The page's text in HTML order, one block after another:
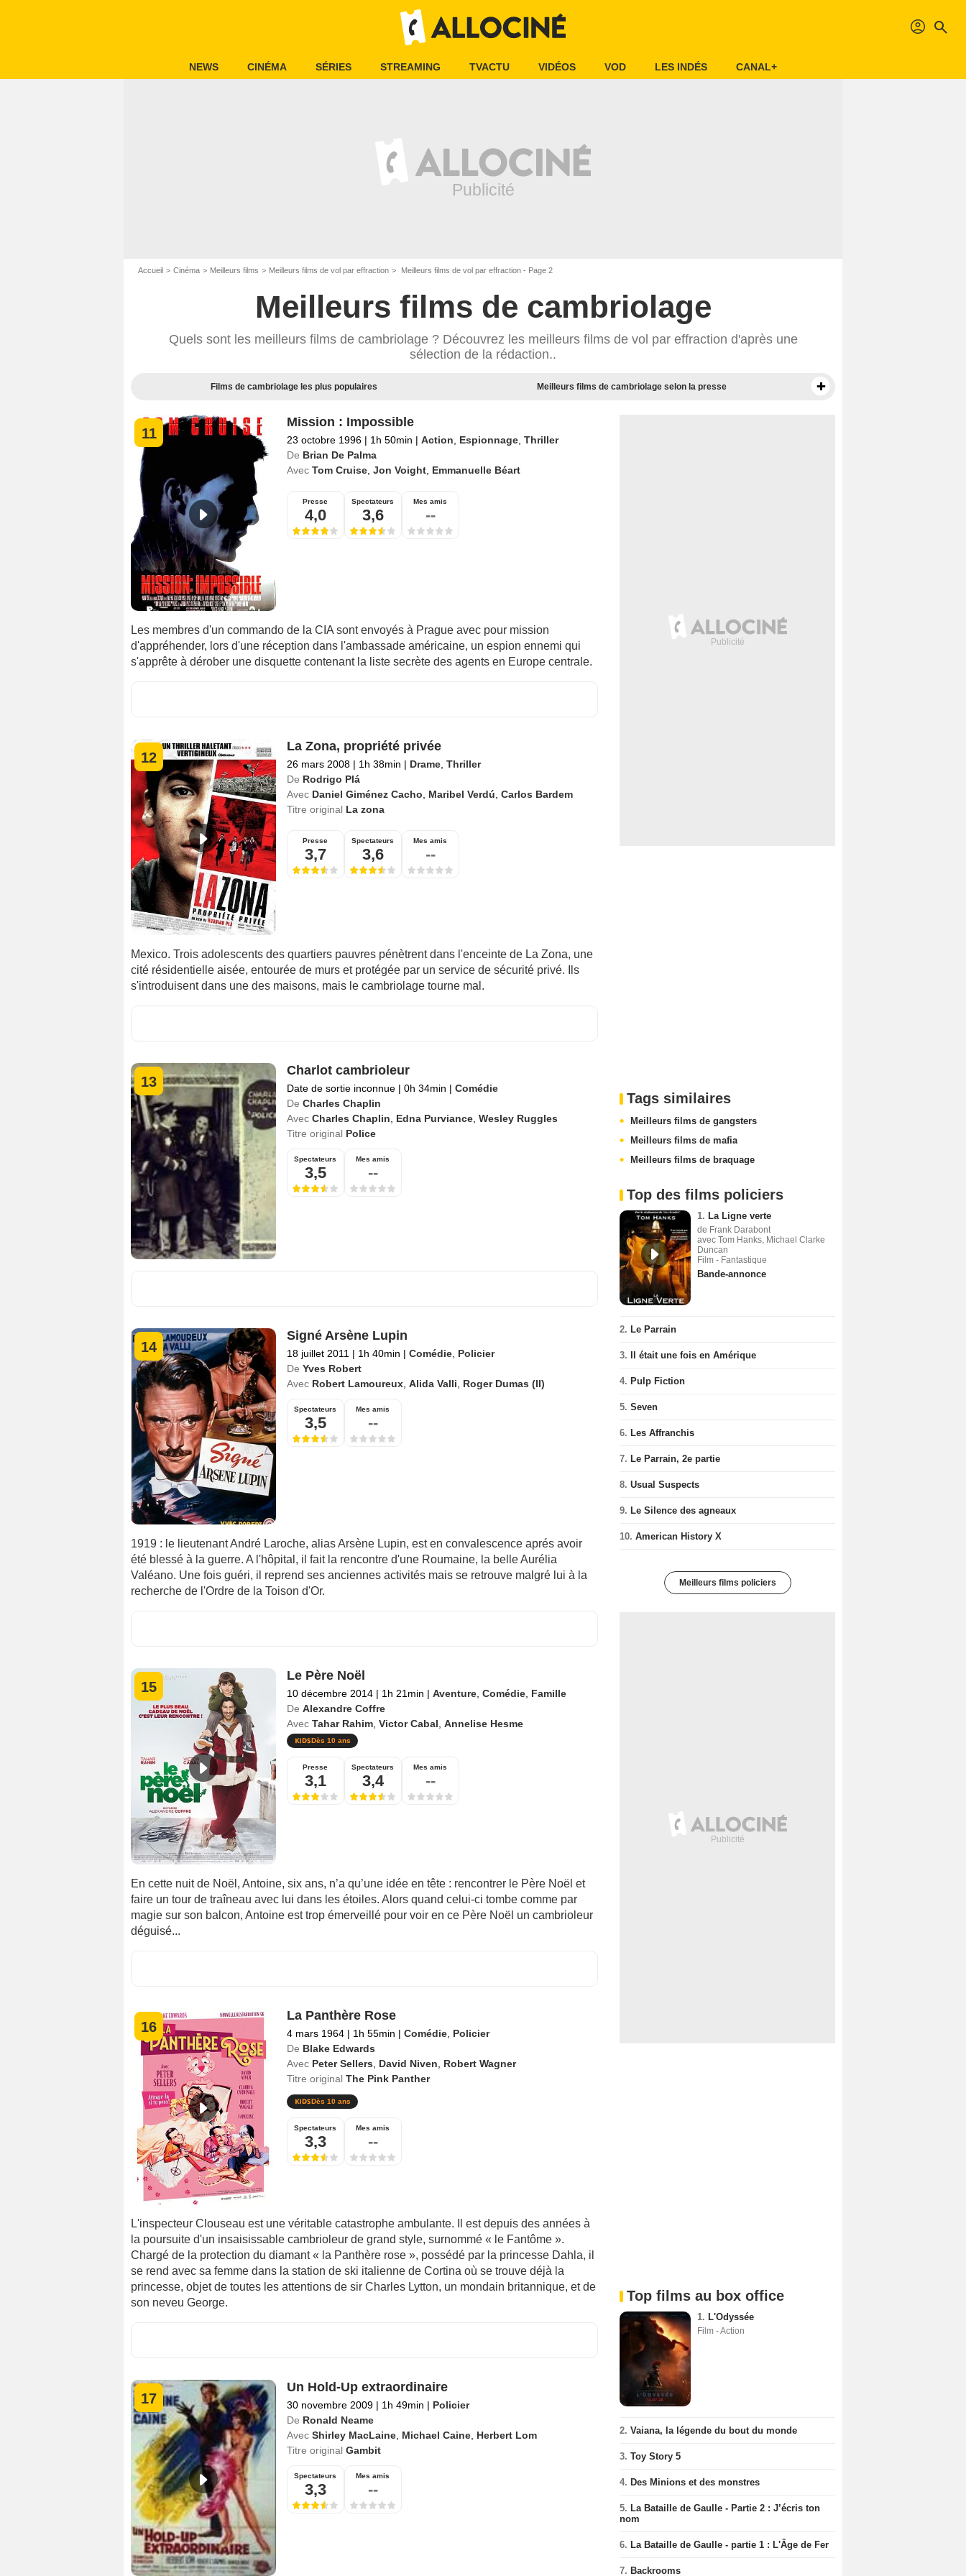
profil search
NEWS CINÉMA SÉRIES STREAMING TVACTU VIDÉOS VOD LES INDÉS CANAL+
Accueil Cinéma Meilleurs films Meilleurs films de vol par effraction Meilleurs films de vol par effraction - Page 2
Meilleurs films de cambriolage
Quels sont les meilleurs films de cambriolage ? Découvrez les meilleurs films de vol par effraction d'après une
sélection de la rédaction..
Films de cambriolage les plus populaires Meilleurs films de cambriolage selon la presse
11
Mission : Impossible
23 octobre 1996 | 1h 50min | Action Espionnage, Thriller
De Brian De Palma
Avec Tom Cruise, Jon Voight, Emmanuelle Béart
Presse
4,0
Spectateurs
3,6
Mes amis
--
Les membres d'un commando de la CIA sont envoyés à Prague avec pour mission
d'appréhender, lors d'une réception dans l'ambassade américaine, un espion ennemi qui
s'apprête à dérober une disquette contenant la liste secrète des agents en Europe centrale.
12
La Zona, propriété privée
26 mars 2008 | 1h 38min | Drame, Thriller
De Rodrigo Plá
Avec Daniel Giménez Cacho Maribel Verdú Carlos Bardem
Titre original La zona
Presse
3,7
Spectateurs
3,6
Mes amis
--
Mexico. Trois adolescents des quartiers pauvres pénètrent dans l'enceinte de La Zona, une
cité résidentielle aisée, entourée de murs et protégée par un service de sécurité privé. Ils
s'introduisent dans une des maisons, mais le cambriolage tourne mal.
13
Charlot cambrioleur
Date de sortie inconnue | 0h 34min | Comédie
De Charles Chaplin
Avec Charles Chaplin Edna Purviance, Wesley Ruggles
Titre original Police
Spectateurs
3,5
Mes amis
--
14
Signé Arsène Lupin
18 juillet 2011 | 1h 40min | Comédie, Policier
De Yves Robert
Avec Robert Lamoureux, Alida Valli, Roger Dumas (II)
Spectateurs
3,5
Mes amis
--
1919 : le lieutenant André Laroche, alias Arsène Lupin, est en convalescence aprés avoir
été blessé à la guerre. A l'hôpital, il fait la rencontre d'une Roumaine, la belle Aurélia
Valéano. Une fois guéri, il reprend ses anciennes activités mais se retrouve malgré lui à la
recherche de l'Ordre de la Toison d'Or.
15
Le Père Noël
10 décembre 2014 | 1h 21min | Aventure, Comédie, Famille
De Alexandre Coffre
Avec Tahar Rahim, Victor Cabal, Annelise Hesme
Dès 10 ans
Presse
3,1
Spectateurs
3,4
Mes amis
--
En cette nuit de Noël, Antoine, six ans, n’a qu’une idée en tête : rencontrer le Père Noël et
faire un tour de traîneau avec lui dans les étoiles. Alors quand celui-ci tombe comme par
magie sur son balcon, Antoine est trop émerveillé pour voir en ce Père Noël un cambrioleur
déguisé...
16
La Panthère Rose
4 mars 1964 | 1h 55min | Comédie, Policier
De Blake Edwards
Avec Peter Sellers, David Niven, Robert Wagner
Titre original The Pink Panther
Dès 10 ans
Spectateurs
3,3
Mes amis
--
L'inspecteur Clouseau est une véritable catastrophe ambulante. Il est depuis des années à
la poursuite d'un insaisissable cambrioleur de grand style, surnommé « le Fantôme ».
Chargé de la protection du diamant « la Panthère rose », possédé par la princesse Dahla, il
se rend avec sa femme dans la station de ski italienne de Cortina où se trouve déjà la
princesse, objet de toutes les attentions de sir Charles Lytton, un mondain britannique, et de
son neveu George.
17
Un Hold-Up extraordinaire
30 novembre 2009 | 1h 49min | Policier
De Ronald Neame
Avec Shirley MacLaine, Michael Caine, Herbert Lom
Titre original Gambit
Spectateurs
3,3
Mes amis
--
Tags similaires
Meilleurs films de gangsters
Meilleurs films de mafia
Meilleurs films de braquage
Top des films policiers
1. La Ligne verte
de Frank Darabont
avec Tom Hanks, Michael Clarke
Duncan
Film - Fantastique
Bande-annonce
2. Le Parrain
3. Il était une fois en Amérique
4. Pulp Fiction
5. Seven
6. Les Affranchis
7. Le Parrain, 2e partie
8. Usual Suspects
9. Le Silence des agneaux
10. American History X
Meilleurs films policiers
Top films au box office
1. L'Odyssée
Film - Action
2. Vaiana, la légende du bout du monde
3. Toy Story 5
4. Des Minions et des monstres
5. La Bataille de Gaulle - Partie 2 : J’écris ton
nom
6. La Bataille de Gaulle - partie 1 : L'Âge de Fer
7. Backrooms